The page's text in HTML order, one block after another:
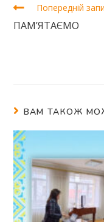
Попередній
ПАМ’ЯТАЄМО
ВАМ ТАКОЖ